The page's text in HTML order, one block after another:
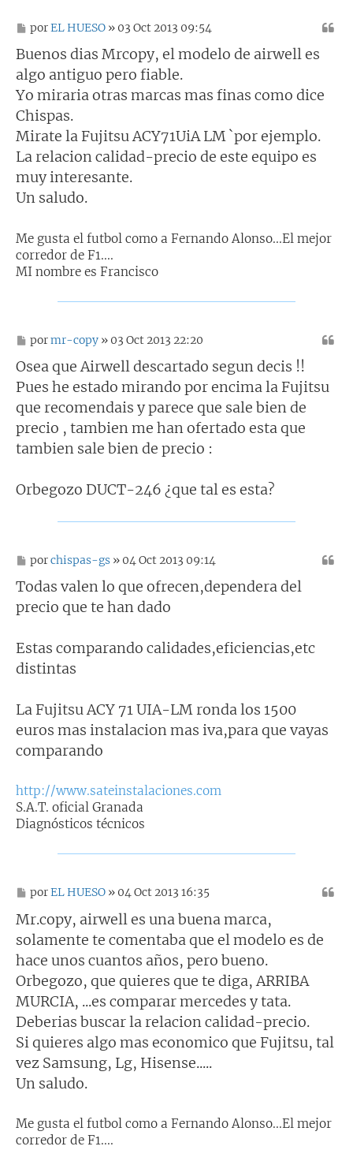
M
n
a
j
e
porEL HUESO » 03 Oct 2013 09:54
Buenos dias Mrcopy, el modelo de airwell es
algo antiguo pero fiable.
Yo miraria otras marcas mas finas como dice
Chispas.
Mirate la Fujitsu ACY71UiA LM `por ejemplo.
La relacion calidad-precio de este equipo es
muy interesante.
Un saludo.
Me gusta el futbol como a Fernando Alonso...El mejor
corredor de F1....
MI nombre es Francisco
M
n
a
j
e
pormr-copy » 03 Oct 2013 22:20
Osea que Airwell descartado segun decis !!
Pues he estado mirando por encima la Fujitsu
que recomendais y parece que sale bien de
precio , tambien me han ofertado esta que
tambien sale bien de precio :
Orbegozo DUCT-246 ¿que tal es esta?
M
n
a
porchispas-gs » 04 Oct 2013 09:14
Todas valen lo que ofrecen,dependera del
precio que te han dado
Estas comparando calidades,eficiencias,etc
distintas
La Fujitsu ACY 71 UIA-LM ronda los 1500
euros mas instalacion mas iva,para que vayas
comparando
http://www.sateinstalaciones.com
S.A.T. oficial Granada
Diagnósticos técnicos
M
n
a
j
e
porEL HUESO » 04 Oct 2013 16:35
Mr.copy, airwell es una buena marca,
solamente te comentaba que el modelo es de
hace unos cuantos años, pero bueno.
Orbegozo, que quieres que te diga, ARRIBA
MURCIA, ...es comparar mercedes y tata.
Deberias buscar la relacion calidad-precio.
Si quieres algo mas economico que Fujitsu, tal
vez Samsung, Lg, Hisense.....
Un saludo.
Me gusta el futbol como a Fernando Alonso...El mejor
corredor de F1....